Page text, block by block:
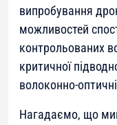
випробування
можливостей
контрольованих
критичної
волоконно-
Нагадаємо, що